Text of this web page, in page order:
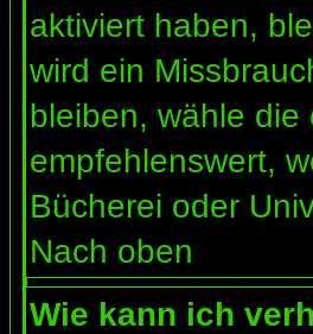
aktiviert haben,
wird ein
bleiben, wähle
empfehlenswert,
Bücherei oder
Nach oben
Wie kann ich